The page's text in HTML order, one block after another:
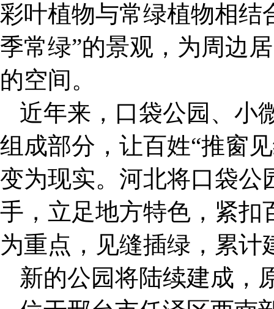
彩叶植物与常绿植物相结
季常绿”的景观，为周边
的空间。
近年来，口袋公园、小
组成部分，让百姓“推窗
变为现实。河北将口袋公
手，立足地方特色，紧扣
为重点，见缝插绿，累计
新的公园将陆续建成，